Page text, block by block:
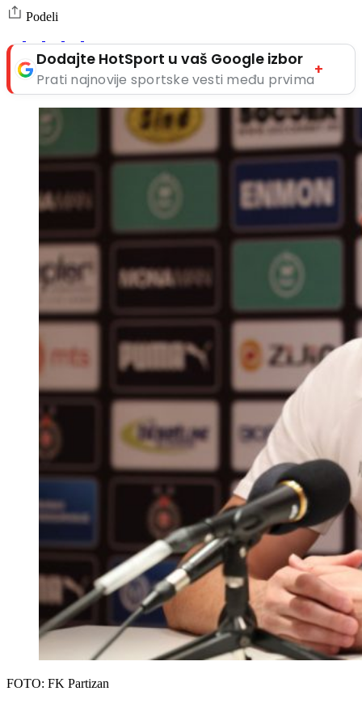
Podeli
Dodajte HotSport u vaš Google izbor
Prati najnovije sportske vesti među prvima
+
FOTO: FK Partizan